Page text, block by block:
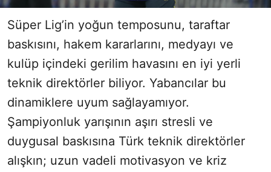
Süper Lig’in yoğun temposunu, taraftar
baskısını, hakem kararlarını, medyayı ve
kulüp içindeki gerilim havasını en iyi yerli
teknik direktörler biliyor. Yabancılar bu
dinamiklere uyum sağlayamıyor.
Şampiyonluk yarışının aşırı stresli ve
duygusal baskısına Türk teknik direktörler
alışkın; uzun vadeli motivasyon ve kriz